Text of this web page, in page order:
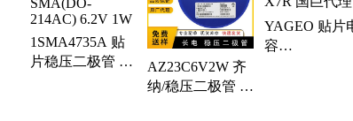
1SMA4735A 贴
片稳压二极管 晶
AZ23C6V2W 齐
纳/稳压二极管 功
YAGEO 贴片
容